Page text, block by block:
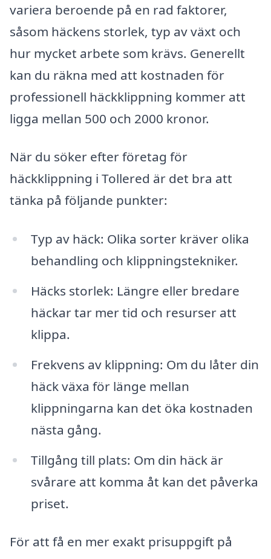
variera beroende på en rad faktorer,
såsom häckens storlek, typ av växt och
hur mycket arbete som krävs. Generellt
kan du räkna med att kostnaden för
professionell häckklippning kommer att
ligga mellan 500 och 2000 kronor.
När du söker efter företag för
häckklippning i Tollered är det bra att
tänka på följande punkter:
Typ av häck: Olika sorter kräver olika
behandling och klippningstekniker.
Häcks storlek: Längre eller bredare
häckar tar mer tid och resurser att
klippa.
Frekvens av klippning: Om du låter din
häck växa för länge mellan
klippningarna kan det öka kostnaden
nästa gång.
Tillgång till plats: Om din häck är
svårare att komma åt kan det påverka
priset.
För att få en mer exakt prisuppgift på